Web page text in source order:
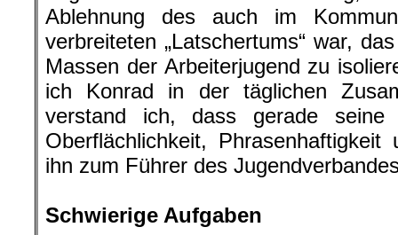
Ablehnung des auch im
verbreiteten „Latschertums“ war,
Massen der Arbeiterjugend zu
ich Konrad in der täglichen
verstand ich, dass gerade seine
Oberflächlichkeit, Phrasenhaftigkeit
ihn zum Führer des
Schwierige Aufgaben